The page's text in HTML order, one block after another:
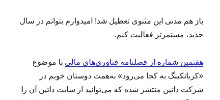
باز هم مدتی این مثنوی تعطیل شد! امیدوارم بتوانم در سال
جدید، مستمرتر فعالیت کنم.
هفتمین شماره از فصلنامه فناوری‌های مالی با موضوع
«کربانکینگ به کجا می‌رود» به‌همت دوستان خوبم در
شرکت داتین منتشر شده که می‌توانید از سایت داتین آن را